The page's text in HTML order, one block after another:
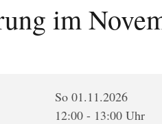
im
So 01.11.2026
12:00 - 13:00 Uhr